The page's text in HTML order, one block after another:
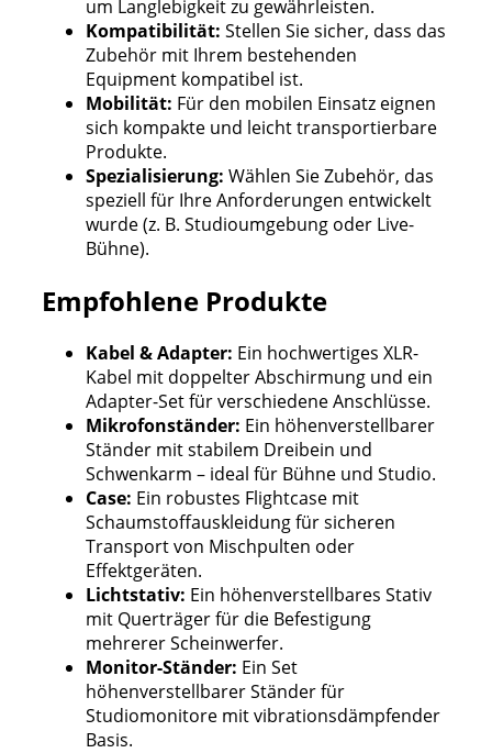
um Langlebigkeit zu gewährleisten.
Kompatibilität: Stellen Sie sicher, dass das
Zubehör mit Ihrem bestehenden
Equipment kompatibel ist.
Mobilität: Für den mobilen Einsatz eignen
sich kompakte und leicht transportierbare
Produkte.
Spezialisierung: Wählen Sie Zubehör, das
speziell für Ihre Anforderungen entwickelt
wurde (z. B. Studioumgebung oder Live-
Bühne).
Empfohlene Produkte
Kabel & Adapter: Ein hochwertiges XLR-
Kabel mit doppelter Abschirmung und ein
Adapter-Set für verschiedene Anschlüsse.
Mikrofonständer: Ein höhenverstellbarer
Ständer mit stabilem Dreibein und
Schwenkarm – ideal für Bühne und Studio.
Case: Ein robustes Flightcase mit
Schaumstoffauskleidung für sicheren
Transport von Mischpulten oder
Effektgeräten.
Lichtstativ: Ein höhenverstellbares Stativ
mit Querträger für die Befestigung
mehrerer Scheinwerfer.
Monitor-Ständer: Ein Set
höhenverstellbarer Ständer für
Studiomonitore mit vibrationsdämpfender
Basis.